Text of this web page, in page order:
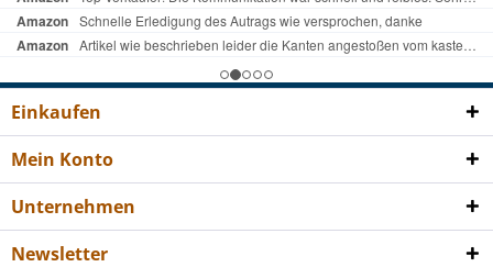
Einkaufen
Mein Konto
Unternehmen
Newsletter